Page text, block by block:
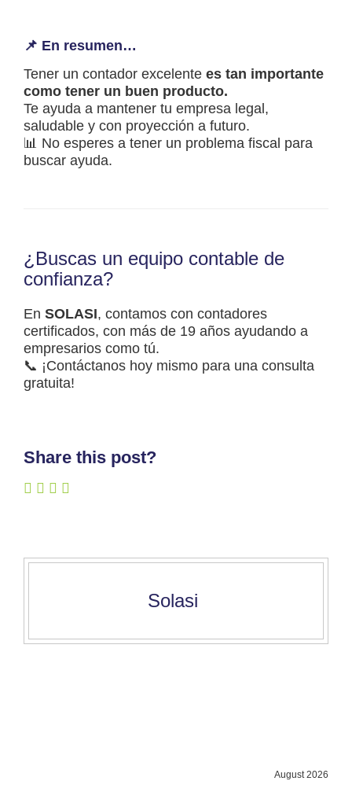
📌 En resumen…
Tener un contador excelente es tan importante
como tener un buen producto.
Te ayuda a mantener tu empresa legal,
saludable y con proyección a futuro.
📊 No esperes a tener un problema fiscal para
buscar ayuda.
¿Buscas un equipo contable de
confianza?
En SOLASI, contamos con contadores
certificados, con más de 19 años ayudando a
empresarios como tú.
📞 ¡Contáctanos hoy mismo para una consulta
gratuita!
Share this post?
Solasi
August 2026